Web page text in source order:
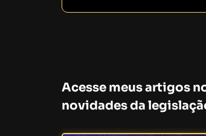
Acesse meus artigos
novidades da